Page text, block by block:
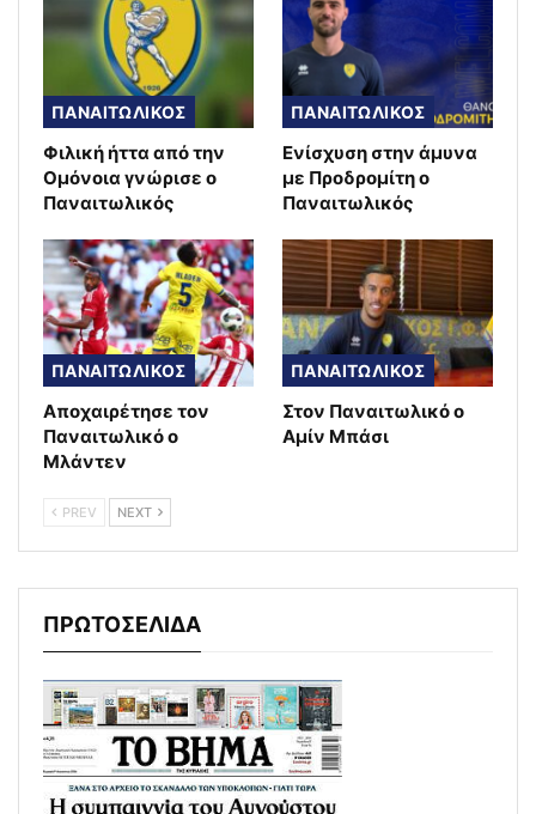
ΠΑΝΑΙΤΩΛΙΚΟΣ
Φιλική ήττα από την
Ομόνοια γνώρισε ο
Παναιτωλικός
ΠΑΝΑΙΤΩΛΙΚΟΣ
Ενίσχυση στην άμυνα
με Προδρομίτη ο
Παναιτωλικός
ΠΑΝΑΙΤΩΛΙΚΟΣ
Αποχαιρέτησε τον
Παναιτωλικό ο
Μλάντεν
ΠΑΝΑΙΤΩΛΙΚΟΣ
Στον Παναιτωλικό ο
Αμίν Μπάσι
PREV NEXT
ΠΡΩΤΟΣΕΛΙΔΑ